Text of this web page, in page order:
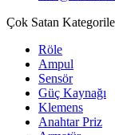
Çok Satan
Röle
Ampul
Sensör
Güç Kaynağı
Klemens
Anahtar Priz